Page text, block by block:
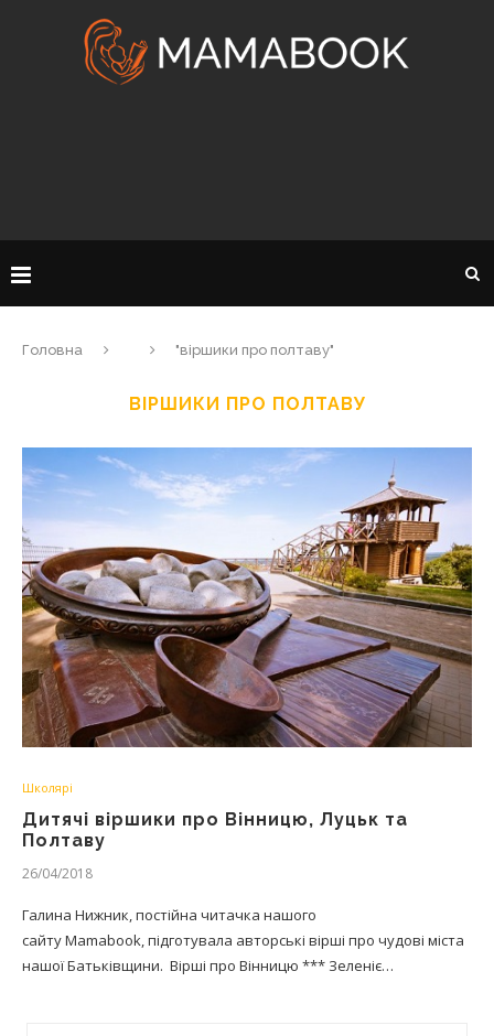
Головна "віршики про полтаву"
ВІРШИКИ ПРО ПОЛТАВУ
Школярі
Дитячі віршики про Вінницю, Луцьк та
Полтаву
26/04/2018
Галина Нижник, постійна читачка нашого
сайту Mamabook, підготувала авторські вірші про чудові міста
нашої Батьківщини. Вірші про Вінницю *** Зеленіє…